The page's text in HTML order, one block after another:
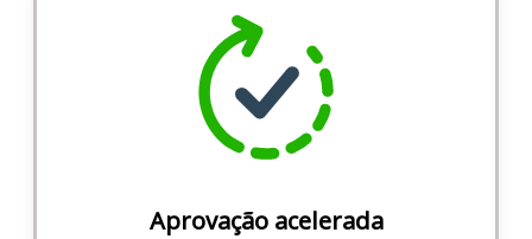
Aprovação acelerada